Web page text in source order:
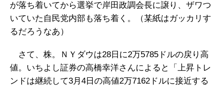
が落ち着いてから選挙で岸田政調会長に譲り、ザワつ
いていた自民党内部も落ち着く。（某紙はガッカリす
るだろうなあ）
さて、株。ＮＹダウは28日に2万5785ドルの戻り高
値。いちよし証券の高橋幸洋さんによると「上昇トレ
ンドは継続して3月4日の高値2万7162ドルに接近する